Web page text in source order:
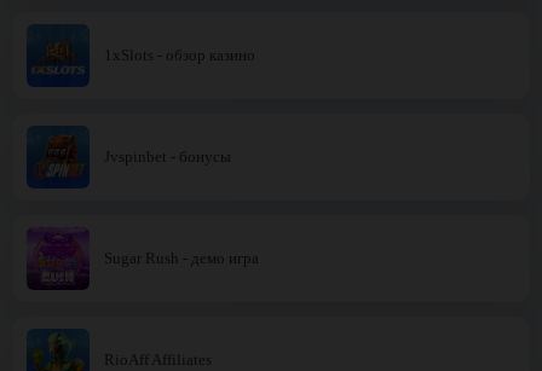
1xSlots - обзор казино
Jvspinbet - бонусы
Sugar Rush - демо игра
RioAff Affiliates